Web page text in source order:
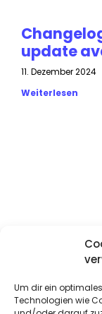
Um dir ein
Technologien wie
update
11. Dezember 2024
Weiterlesen